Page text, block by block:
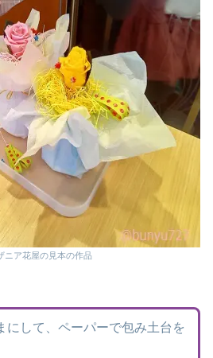
ニア花屋の見本の作品
にして、ペーパーで包み土台を